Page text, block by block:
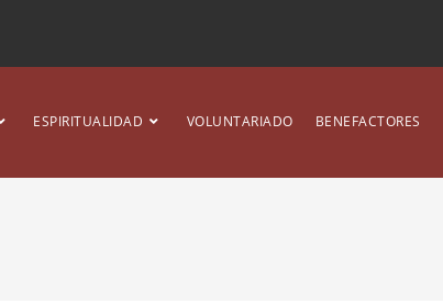
ESPIRITUALIDAD VOLUNTARIADO BENEFACTORES